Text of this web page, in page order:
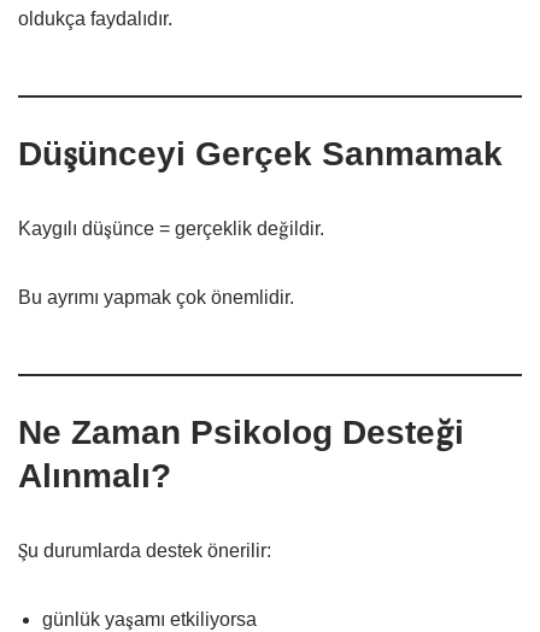
oldukça faydalıdır.
Düşünceyi Gerçek Sanmamak
Kaygılı düşünce = gerçeklik değildir.
Bu ayrımı yapmak çok önemlidir.
Ne Zaman Psikolog Desteği
Alınmalı?
Şu durumlarda destek önerilir:
günlük yaşamı etkiliyorsa